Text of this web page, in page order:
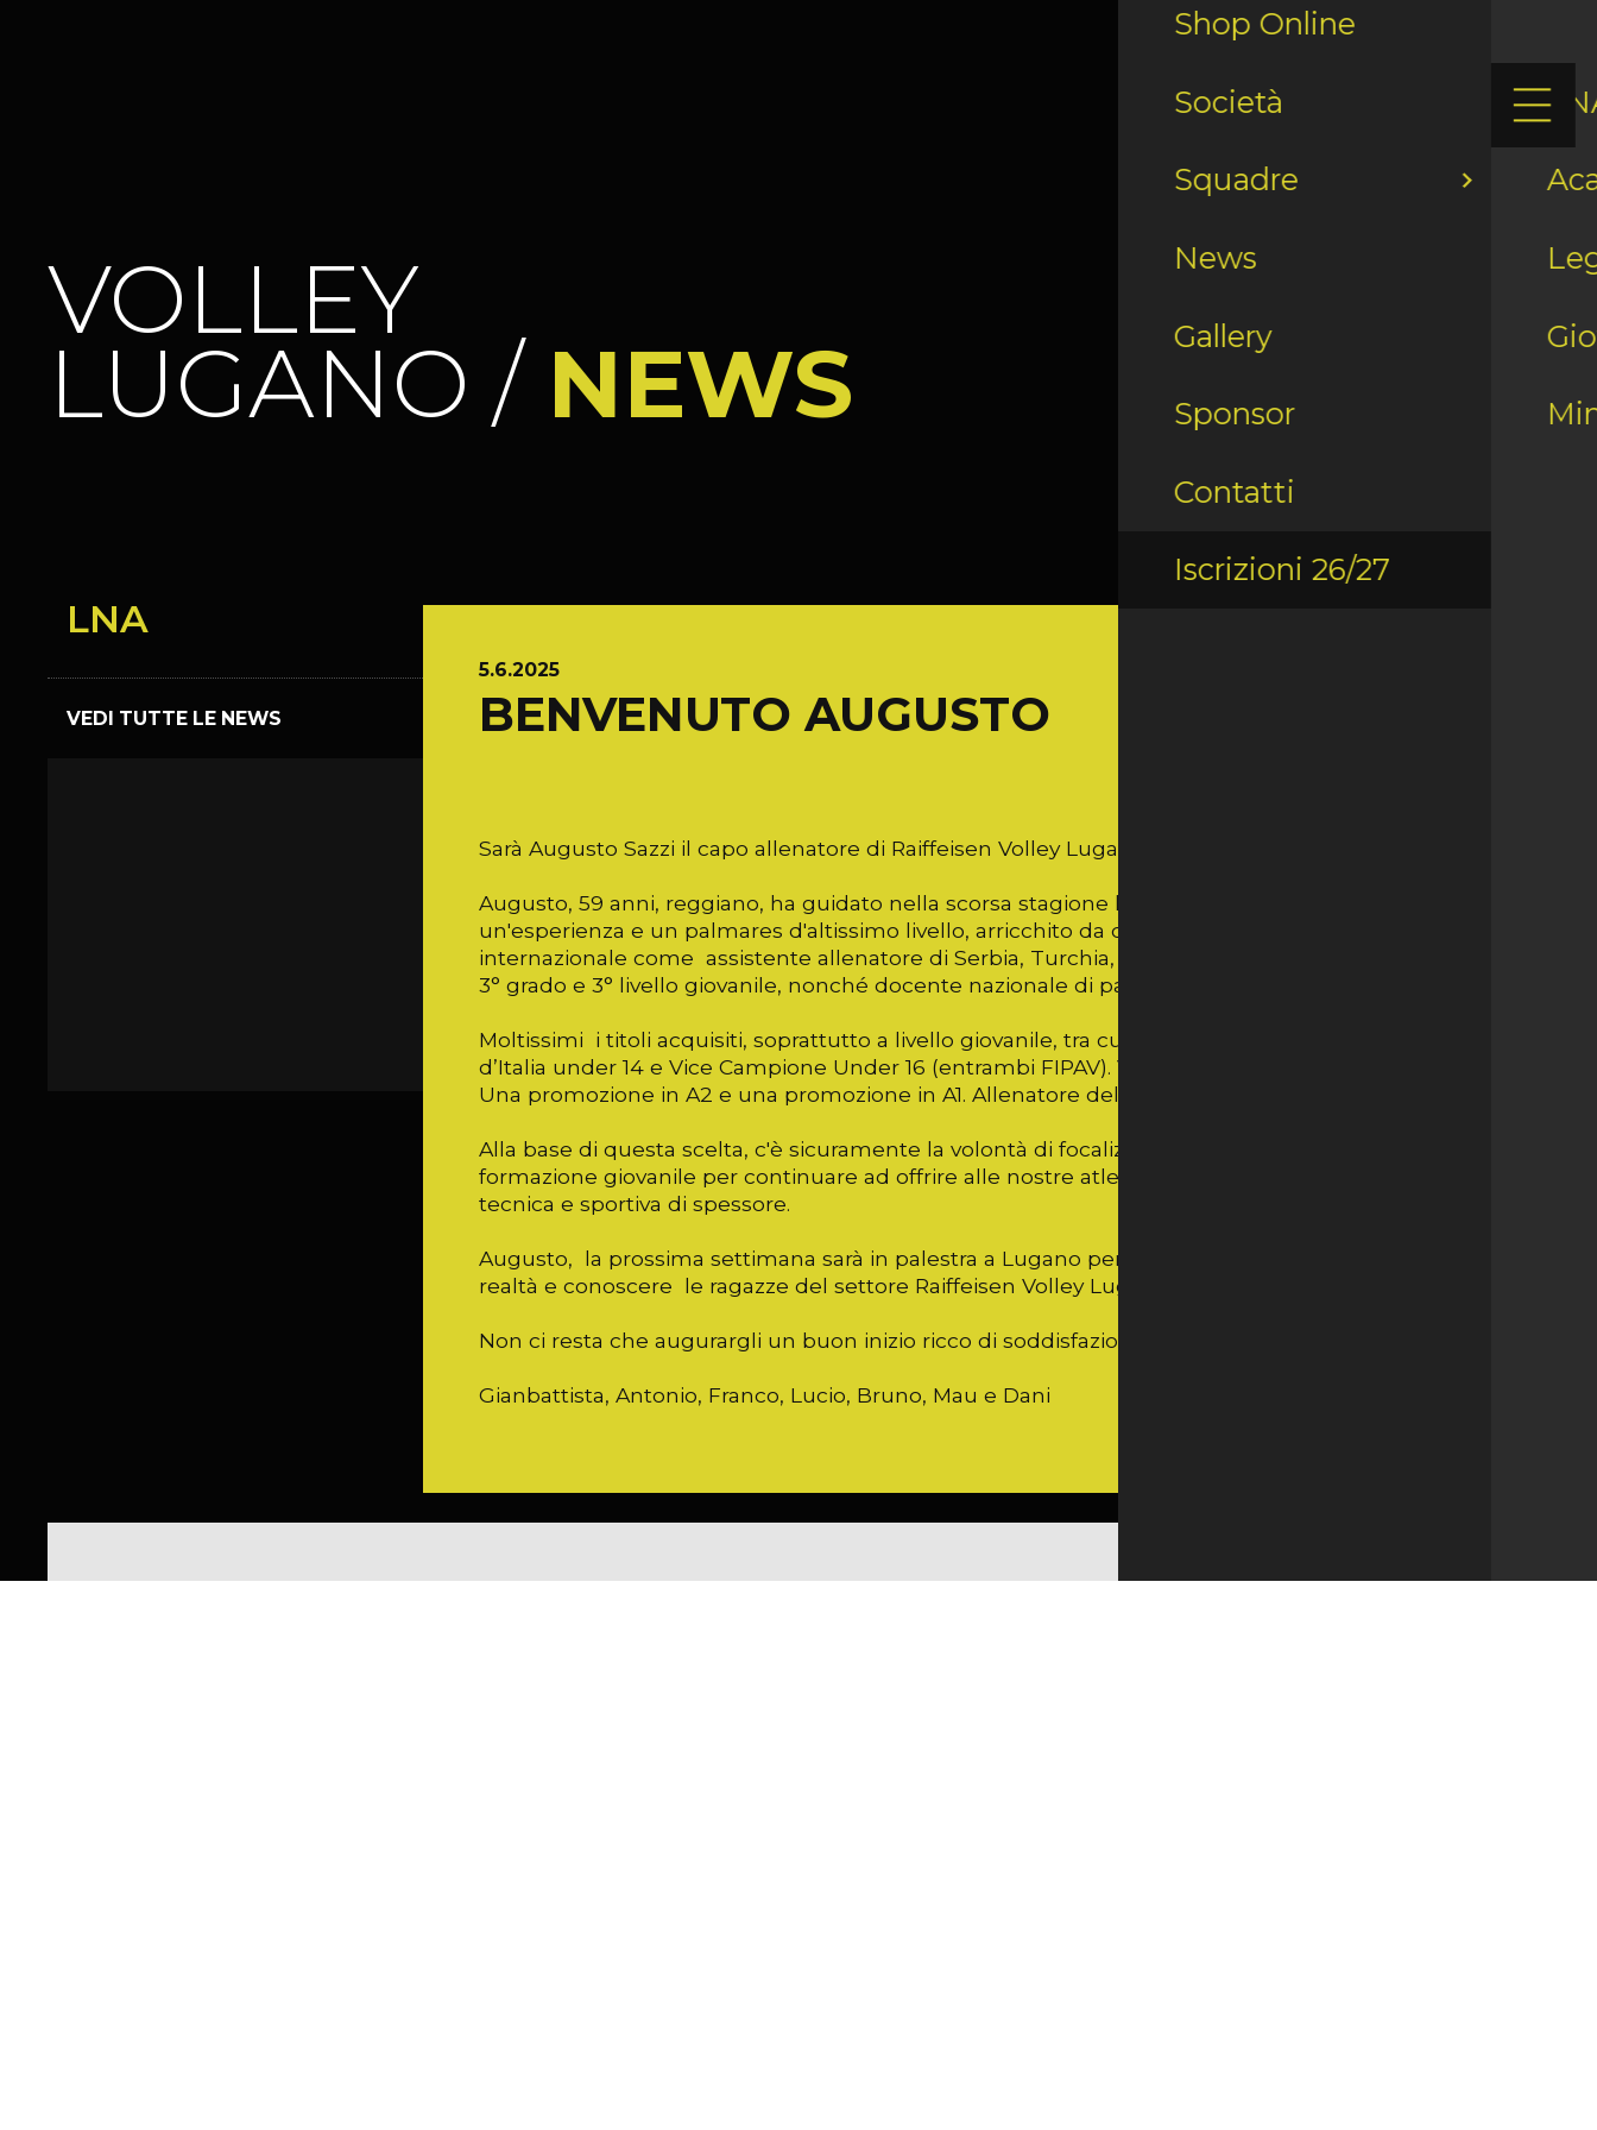
Shop Online
Società
Squadre
News
Gallery
Sponsor
Contatti
Iscrizioni 26/27
VOLLEY
LUGANO / NEWS
LNA
VEDI TUTTE LE NEWS
5.6.2025
BENVENUTO AUGUSTO
Sarà Augusto Sazzi il capo allenatore di Raiffeisen Volley Lugano Academy.
Augusto, 59 anni, reggiano, ha guidato nella scorsa stagione la CVR Reggio Emilia. Vanta
un'esperienza e un palmares d'altissimo livello, arricchito da collaborazioni di livello
internazionale come assistente allenatore di Serbia, Turchia, Olanda e Germania. E' allenatore di
3° grado e 3° livello giovanile, nonché docente nazionale di pallavolo.
Moltissimi i titoli acquisiti, soprattutto a livello giovanile, tra cui spiccano quelli di Campione
d’Italia under 14 e Vice Campione Under 16 (entrambi FIPAV). Vincitore di Coppa Italia B1 e A2.
Una promozione in A2 e una promozione in A1. Allenatore del Modena in A1.
Alla base di questa scelta, c'è sicuramente la volontà di focalizzarci in modo importante sulla
formazione giovanile per continuare ad offrire alle nostre atlete e alle loro famiglie una crescita
tecnica e sportiva di spessore.
Augusto, la prossima settimana sarà in palestra a Lugano per cominciare a sondare la sua nuova
realtà e conoscere le ragazze del settore Raiffeisen Volley Lugano Academy.
Non ci resta che augurargli un buon inizio ricco di soddisfazioni umane e sportive.
Gianbattista, Antonio, Franco, Lucio, Bruno, Mau e Dani